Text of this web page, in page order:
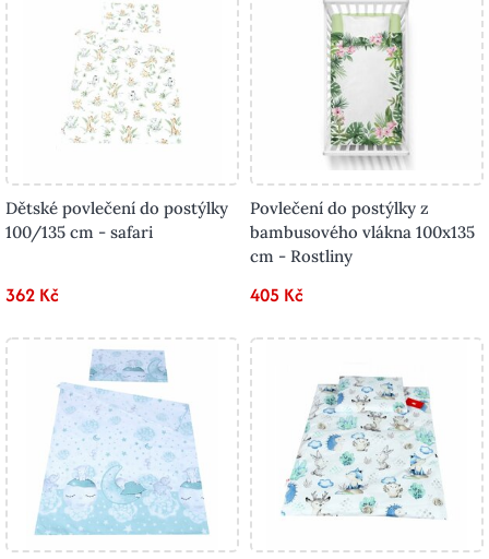
Dětské povlečení do postýlky
100/135 cm - safari
362 Kč
Povlečení do postýlky z
bambusového vlákna 100x135
cm - Rostliny
405 Kč